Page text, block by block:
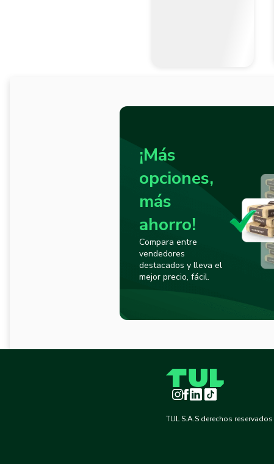
¡Más
opciones,
más
ahorro!
Compara entre
vendedores
destacados y lleva el
mejor precio, fácil.
Instagram
Facebook
LinkedInTikTok
TUL S.A.S derechos reservados